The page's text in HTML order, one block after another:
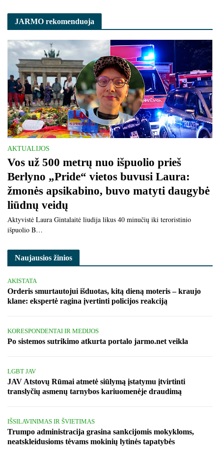
JARMO rekomenduoja
AKTUALIJOS
Vos už 500 metrų nuo išpuolio prieš
Berlyno „Pride“ vietos buvusi Laura:
žmonės apsikabino, buvo matyti daugybė
liūdnų veidų
Aktyvistė Laura Gintalaitė liudija likus 40 minučių iki teroristinio
išpuolio B…
Naujausios žinios
AKISTATA
Orderis smurtautojui išduotas, kitą dieną moteris – kraujo
klane: ekspertė ragina įvertinti policijos reakciją
KORESPONDENTAI IR MEDIJOS
Po sistemos sutrikimo atkurta portalo jarmo.net veikla
LGBT JAV
JAV Atstovų Rūmai atmetė siūlymą įstatymu įtvirtinti
translyčių asmenų tarnybos kariuomenėje draudimą
IŠSILAVINIMAS IR ŠVIETIMAS
Trumpo administracija grasina sankcijomis mokykloms,
neatskleidusioms tėvams mokinių lytinės tapatybės